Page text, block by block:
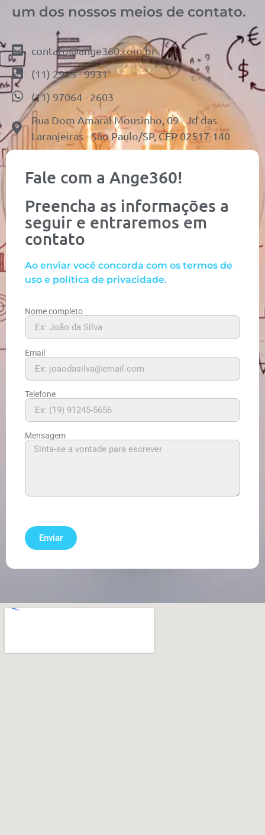
um dos nossos meios de contato.
contato@ange360.com.br
(11) 2925 - 9931
(11) 97064 - 2603
Rua Dom Amaral Mousinho, 09 - Jd das
Laranjeiras - São Paulo/SP, CEP 02517-140
Fale com a Ange360!
Preencha as informações a
seguir e entraremos em
contato
Ao enviar você concorda com os termos de
uso e política de privacidade.
Nome completo
Email
Telefone
Mensagem
Enviar